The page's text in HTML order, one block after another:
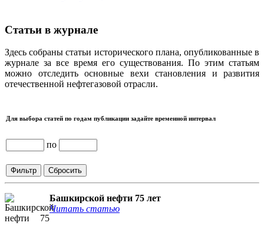
Статьи в журнале
Здесь собраны статьи исторического плана, опубликованные в
журнале за все время его существования. По этим статьям
можно отследить основные вехи становления и развития
отечественной нефтегазовой отрасли.
Для выбора статей по годам публикации задайте временной интервал
по
Башкирской нефти 75 лет
Читать статью